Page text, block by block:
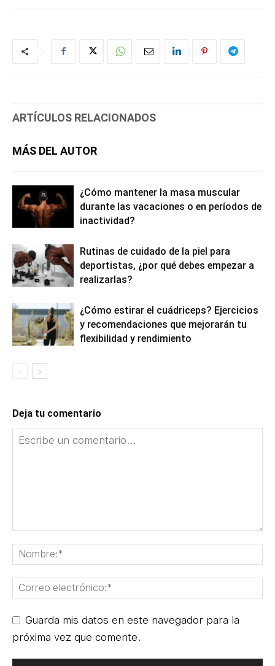
ARTÍCULOS RELACIONADOS
MÁS DEL AUTOR
¿Cómo mantener la masa muscular
durante las vacaciones o en períodos de
inactividad?
Rutinas de cuidado de la piel para
deportistas, ¿por qué debes empezar a
realizarlas?
¿Cómo estirar el cuádriceps? Ejercicios
y recomendaciones que mejorarán tu
flexibilidad y rendimiento
Deja tu comentario
Guarda mis datos en este navegador para la
próxima vez que comente.